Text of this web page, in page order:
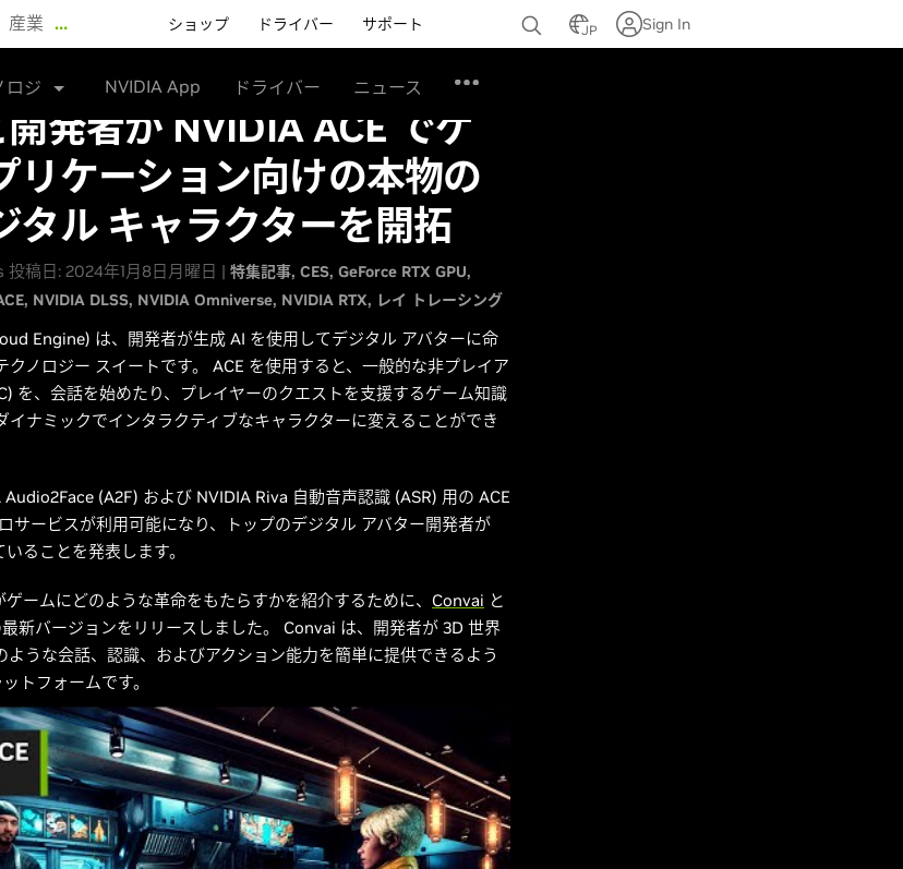
産業 … ショップ ドライバー サポート JP Sign In
ロジ NVIDIA App ドライバー ニュース
発者が NVIDIA ACE でゲ
リケーション向けの本物の
タル キャラクターを開拓
稿日: 2024年1月8日月曜日 | 特集記事 CES GeForce RTX GPU
NVIDIA DLSS NVIDIA Omniverse NVIDIA RTX レイ トレーシング
Engine) は、開発者が生成 AI を使用してデジタル アバターに命
クノロジー スイートです。 ACE を使用すると、一般的な非プレイア
を、会話を始めたり、プレイヤーのクエストを支援するゲーム知識
イナミックでインタラクティブなキャラクターに変えることができ
(A2F) および NVIDIA Riva 自動音声認識 (ASR) 用の ACE
サービスが利用可能になり、トップのデジタル アバター開発者が
ることを発表します。
ームにどのような革命をもたらすかを紹介するために、 Convai と
新バージョンをリリースしました。 Convai は、開発者が 3D 世界
ような会話、認識、およびアクション能力を簡単に提供できるよう
トフォームです。